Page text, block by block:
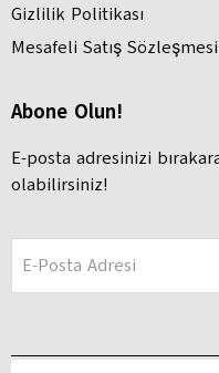
Gizlilik Politikası
Mesafeli Satış Sözleşmesi
Abone Olun!
E-posta adresinizi
olabilirsiniz!
E-Posta Adresi